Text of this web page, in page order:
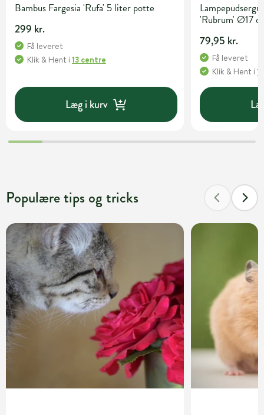
Bambus Fargesia 'Rufa' 5 liter potte
299 kr.
Få leveret
Klik & Hent i 13 centre
Læg i kurv
'Rubrum' Ø17
79,95 kr.
Få leveret
Klik & Hent i
Populære tips og tricks